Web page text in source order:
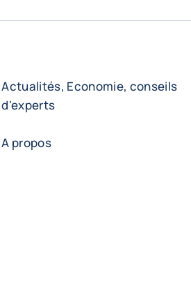
Actualités, Economie, conseils
d'experts
A propos